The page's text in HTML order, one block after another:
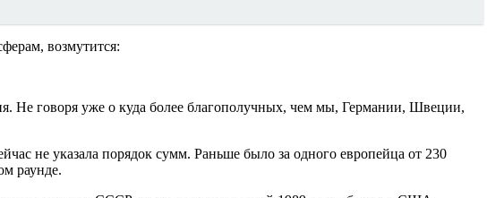
возмутится:
Не говоря уже о куда более благополучных, чем мы, Германии, Швеции,
не указала порядок сумм. Раньше было за одного европейца от 230
раунде.